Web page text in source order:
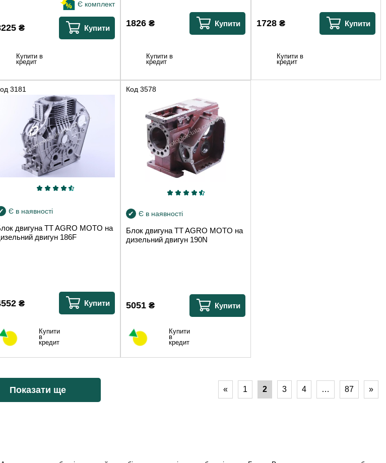
Є комплект
₴ Купити
Купити в
кредит
1826 ₴ Купити
Купити в
кредит
1728₴ Купити
Купити в
кредит
3181
Є в наявності
двигуна TT AGRO MOTO на
двигун 186F
₴ Купити
Купити
в
кредит
Код 3578
Є в наявності
Блок двигуна TT AGRO MOTO на
дизельний двигун 190N
5051 ₴ Купити
Купити
в
кредит
Показати ще « 1 2 3 4 … 87 »